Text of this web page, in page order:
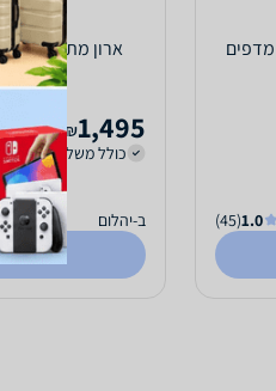
ארון מתכת איכותי עם שתי דלתות + 3 מדפים
1.0
(45)
ארון מתכת 2 דלתות דגם 100-2 צבע סגול
1,495
₪
כולל משלוח (250 ₪)
ב-יהלום